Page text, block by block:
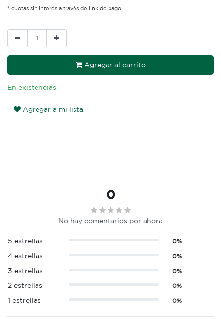
* cuotas sin interés a través de link de pago
Agregar al carrito
En existencias
Agregar a mi lista
0
No hay comentarios por ahora
5 estrellas 0%
4 estrellas 0%
3 estrellas 0%
2 estrellas 0%
1 estrellas 0%